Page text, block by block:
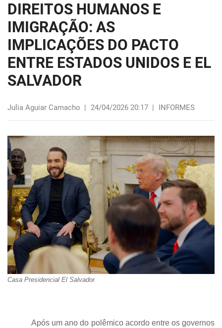
DIREITOS HUMANOS E
IMIGRAÇÃO: AS
IMPLICAÇÕES DO PACTO
ENTRE ESTADOS UNIDOS E EL
SALVADOR
Julia Aguiar Camacho | 24/04/2026 20:17 | INFORMES
Casa Presidencial El Salvador
Após um ano do polêmico acordo entre os governos